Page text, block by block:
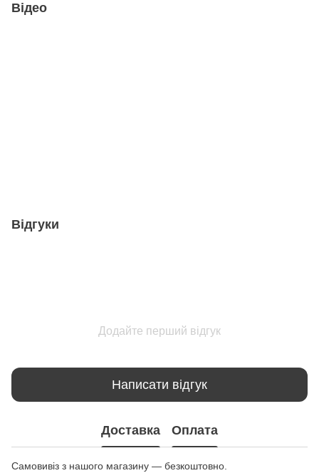
Відео
Відгуки
Додайте перший відгук
Написати відгук
Доставка Оплата
Самовивіз з нашого магазину — безкоштовно.